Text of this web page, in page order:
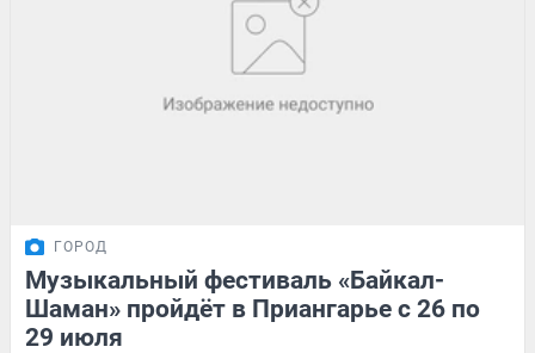
ГОРОД
Музыкальный фестиваль «Байкал-
Шаман» пройдёт в Приангарье с 26 по
29 июля